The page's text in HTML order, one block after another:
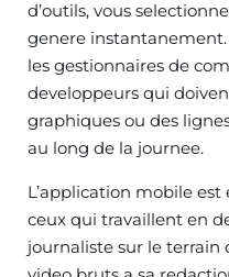
d’outils, vous
genere
les gestionnaires de
developpeurs qui
graphiques ou des
au long de la journee.
L’application mobile
ceux qui travaillent en
journaliste sur le terrain